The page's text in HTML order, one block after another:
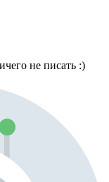
не писать :)